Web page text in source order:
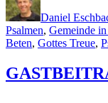
Daniel
Psalmen, Gemeinde
Beten, Gottes Treue,